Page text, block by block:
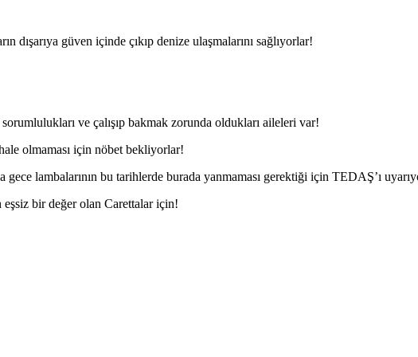
dışarıya güven içinde çıkıp denize ulaşmalarını sağlıyorlar!
ve çalışıp bakmak zorunda oldukları aileleri var!
olmaması için nöbet bekliyorlar!
gece lambalarının bu tarihlerde burada yanmaması gerektiği için TEDAŞ’ı
eşsiz bir değer olan Carettalar için!